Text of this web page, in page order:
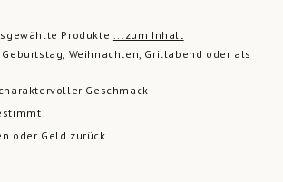
Produkte
...zum Inhalt
Weihnachten, Grillabend oder als
Geschmack
oder Geld zurück